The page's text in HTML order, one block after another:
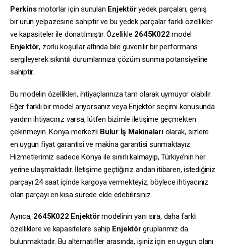
Perkinsmotorlar için sunulan Enjektöryedek parçaları, geniş
bir ürün yelpazesine sahiptir ve bu yedek parçalar farklı özellikler
ve kapasiteler ile donatılmıştır. Özellikle 2645K022 model
Enjektör, zorlu koşullar altında bile güvenilir bir performans
sergileyerek sıkıntılı durumlarınıza çözüm sunma potansiyeline
sahiptir.
Bu modelin özellikleri, ihtiyaçlarınıza tam olarak uymuyor olabilir.
Eğer farklı bir model arıyorsanız veya Enjektör seçimi konusunda
yardım ihtiyacınız varsa, lütfen bizimle iletişime geçmekten
çekinmeyin. Konya merkezli Bulur İş Makinalarıolarak, sizlere
en uygun fiyat garantisi ve makina garantisi sunmaktayız.
Hizmetlerimiz sadece Konya ile sınırlı kalmayıp, Türkiye’nin her
yerine ulaşmaktadır. İletişime geçtiğiniz andan itibaren, istediğiniz
parçayı 24 saat içinde kargoya vermekteyiz, böylece ihtiyacınız
olan parçayı en kısa sürede elde edebilirsiniz.
Ayrıca, 2645K022 Enjektörmodelinin yanı sıra, daha farklı
özelliklere ve kapasitelere sahip Enjektörgruplarımız da
bulunmaktadır. Bu alternatifler arasında, işiniz için en uygun olanı